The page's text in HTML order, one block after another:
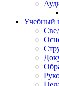
Учебный